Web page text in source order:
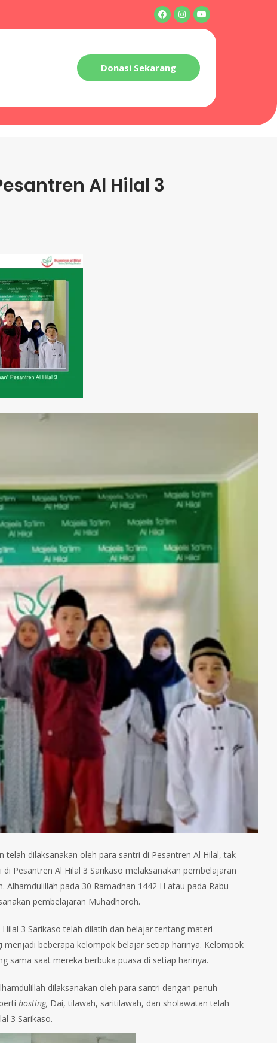
Donasi Sekarang
Al Hilal 3
telah dilaksanakan oleh para santri di Pesantren Al Hilal, tak
Pesantren Al Hilal 3 Sarikaso melaksanakan pembelajaran
Alhamdulillah pada 30 Ramadhan 1442 H atau pada Rabu
pembelajaran Muhadhoroh.
3 Sarikaso telah dilatih dan belajar tentang materi
beberapa kelompok belajar setiap harinya. Kelompok
sama saat mereka berbuka puasa di setiap harinya.
dilaksanakan oleh para santri dengan penuh
hosting, Dai, tilawah, saritilawah, dan sholawatan telah
3 Sarikaso.